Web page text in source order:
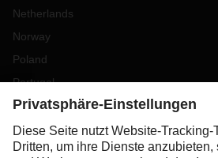
Netherlands
Norway
Poland
Portugal
Romania
Slovakia
Spain